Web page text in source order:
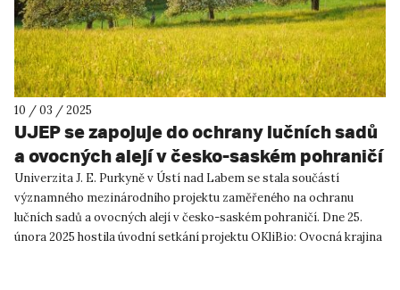
10 / 03 / 2025
UJEP se zapojuje do ochrany lučních sadů
a ovocných alejí v česko-saském pohraničí
Univerzita J. E. Purkyně v Ústí nad Labem se stala součástí
významného mezinárodního projektu zaměřeného na ochranu
lučních sadů a ovocných alejí v česko-saském pohraničí. Dne 25.
února 2025 hostila úvodní setkání projektu OKliBio: Ovocná krajina